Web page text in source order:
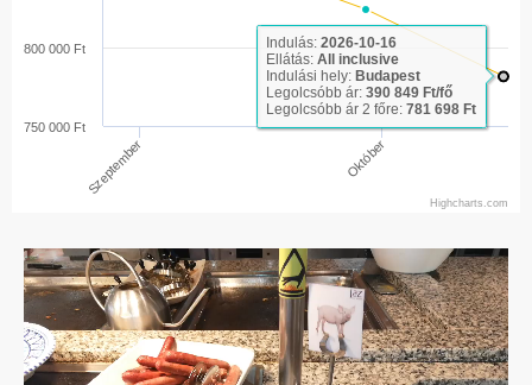
Szeptember Október
800 000 Ft
750 000 Ft
Highcharts.com
Indulás: 2026-10-16
Ellátás: All inclusive
Indulási hely: Budapest
Legolcsóbb ár: 390 849 Ft/fő
Legolcsóbb ár 2 főre: 781 698 Ft